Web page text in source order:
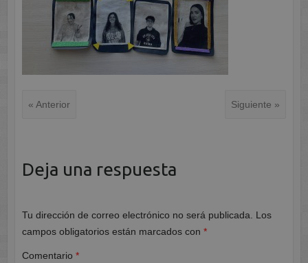
« Anterior Siguiente »
Deja una respuesta
Tu dirección de correo electrónico no será publicada.
Los
campos obligatorios están marcados con *
Comentario *